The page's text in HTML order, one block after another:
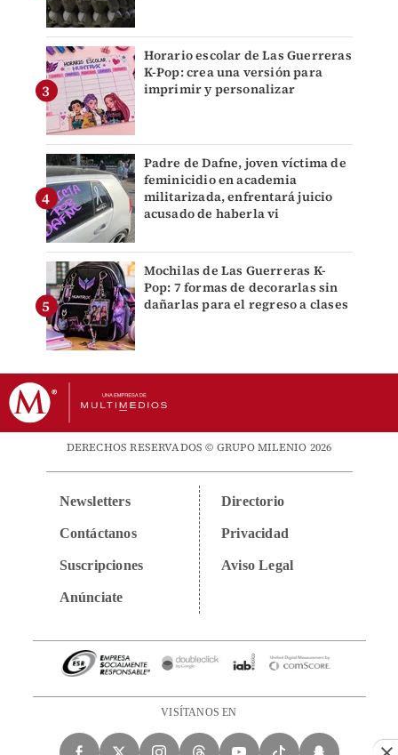
Horario escolar de Las Guerreras
K-Pop: crea una versión para
imprimir y personalizar
Padre de Dafne, joven víctima de
feminicidio en academia
militarizada, enfrentará juicio
acusado de haberla vi
Mochilas de Las Guerreras K-
Pop: 7 formas de decorarlas sin
dañarlas para el regreso a clases
DERECHOS RESERVADOS © GRUPO MILENIO 2026
Newsletters
Contáctanos
Suscripciones
Anúnciate
Directorio
Privacidad
Aviso Legal
VISÍTANOS EN